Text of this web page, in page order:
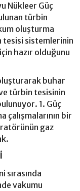
Nükleer Güç
türbin
oluşturma
tesisi sistemlerinin
hazır olduğunu
buhar
türbin tesisinin
1. Güç
çalışmalarının bir
gaz
sırasında
vakumu